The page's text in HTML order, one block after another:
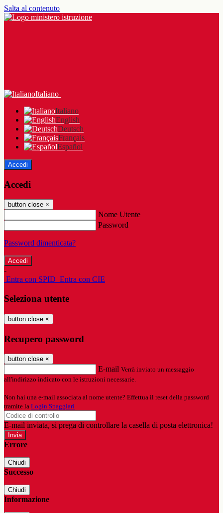
Salta al contenuto
Italiano
Italiano
English
Deutsch
Français
Español
Accedi
Accedi
button close ×
Nome Utente
Password
Password dimenticata?
-
Entra con SPID Entra con CIE
Seleziona utente
button close ×
Recupero password
button close ×
E-mail Verrà inviato un messaggio
all'indirizzo indicato con le istruzioni necessarie.
Non hai una e-mail associata al nome utente? Effettua il reset della password
tramite la Login Spaggiari
E-mail inviata, si prega di controllare la casella di posta elettronica!
Errore
Chiudi
Successo
Chiudi
Informazione